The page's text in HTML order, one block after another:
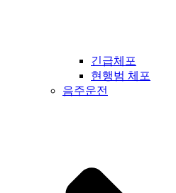
긴급체포
현행범 체포
음주운전